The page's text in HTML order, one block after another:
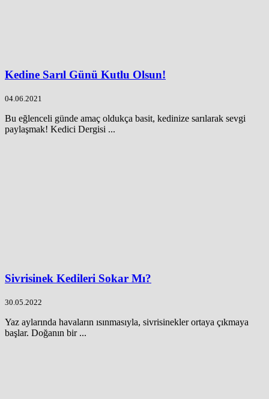
Kedine Sarıl Günü Kutlu Olsun!
04.06.2021
Bu eğlenceli günde amaç oldukça basit, kedinize sarılarak sevgi
paylaşmak! Kedici Dergisi ...
Sivrisinek Kedileri Sokar Mı?
30.05.2022
Yaz aylarında havaların ısınmasıyla, sivrisinekler ortaya çıkmaya
başlar. Doğanın bir ...